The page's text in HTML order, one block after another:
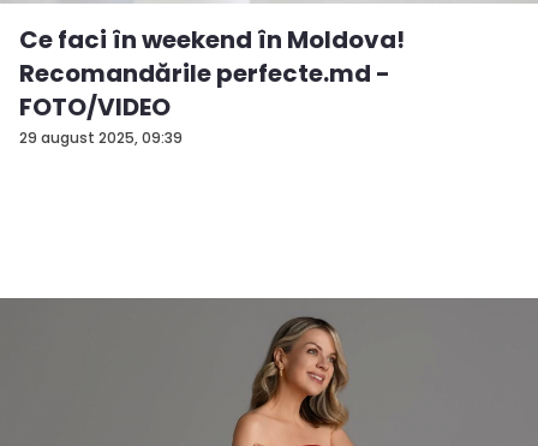
29 august 2025, 09:39
Ce faci în weekend în Moldova!
Recomandările perfecte.md -
FOTO/VIDEO